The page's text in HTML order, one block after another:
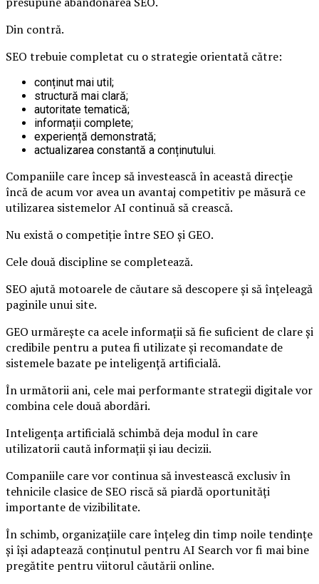
Din contră.
SEO trebuie completat cu o strategie orientată către:
conținut mai util;
structură mai clară;
autoritate tematică;
informații complete;
experiență demonstrată;
actualizarea constantă a conținutului.
Companiile care încep să investească în această direcție
încă de acum vor avea un avantaj competitiv pe măsură ce
utilizarea sistemelor AI continuă să crească.
Nu există o competiție între SEO și GEO.
Cele două discipline se completează.
SEO ajută motoarele de căutare să descopere și să înțeleagă
paginile unui site.
GEO urmărește ca acele informații să fie suficient de clare și
credibile pentru a putea fi utilizate și recomandate de
sistemele bazate pe inteligență artificială.
În următorii ani, cele mai performante strategii digitale vor
combina cele două abordări.
Inteligența artificială schimbă deja modul în care
utilizatorii caută informații și iau decizii.
Companiile care vor continua să investească exclusiv în
tehnicile clasice de SEO riscă să piardă oportunități
importante de vizibilitate.
În schimb, organizațiile care înțeleg din timp noile tendințe
și își adaptează conținutul pentru AI Search vor fi mai bine
pregătite pentru viitorul căutării online.